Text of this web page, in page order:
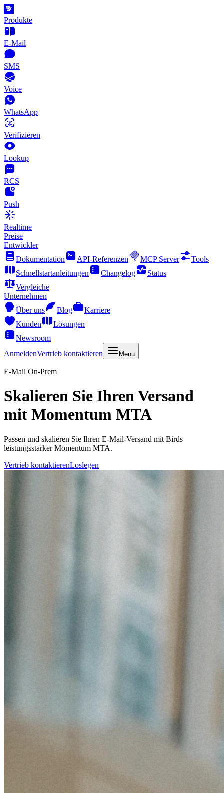
Produkte
E-Mail
SMS
Voice
WhatsApp
Verifizieren
Lookup
RCS
Push
Realtime
Preise
Entwickler
Dokumentation
API-Referenzen MCP Server
Tools
Schnellstartanleitungen
Changelog
Status
Vergleiche
Unternehmen
Über uns
Blog
Karriere
Kunden
Lösungen
Newsroom
AnmeldenVertrieb kontaktieren Menu
E-Mail On-Prem
Skalieren Sie Ihren Versand
mit Momentum MTA
Passen und skalieren Sie Ihren E-Mail-Versand mit Birds
leistungsstarker Momentum MTA.
Vertrieb kontaktierenLoslegen